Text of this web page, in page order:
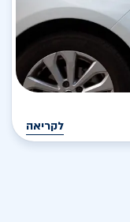
לקריאה